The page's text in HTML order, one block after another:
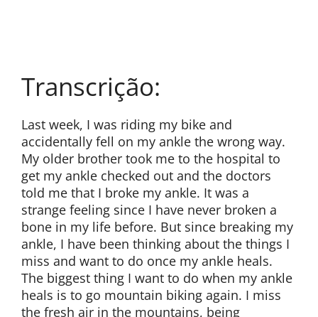
Transcrição:
Last week, I was riding my bike and
accidentally fell on my ankle the wrong way.
My older brother took me to the hospital to
get my ankle checked out and the doctors
told me that I broke my ankle. It was a
strange feeling since I have never broken a
bone in my life before. But since breaking my
ankle, I have been thinking about the things I
miss and want to do once my ankle heals.
The biggest thing I want to do when my ankle
heals is to go mountain biking again. I miss
the fresh air in the mountains, being